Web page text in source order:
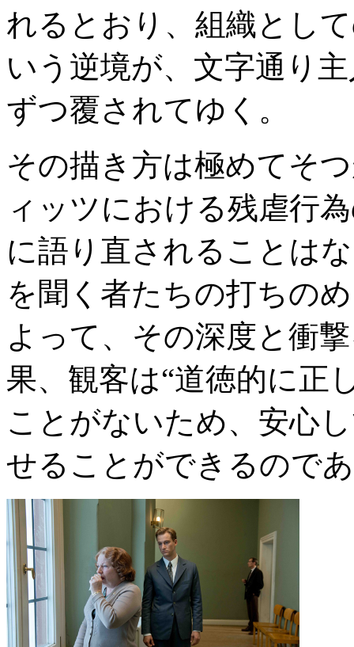
れるとおり、組織とし
いう逆境が、文字通り
ずつ覆されてゆく。
その描き方は極めてそ
ィッツにおける残虐行
に語り直されることは
を聞く者たちの打ちの
よって、その深度と衝
果、観客は“道徳的に正
ことがないため、安心
せることができるので